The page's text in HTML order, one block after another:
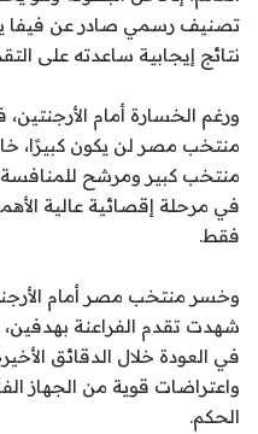
نتائج إيجابية ساعدته على
ورغم الخسارة أمام
منتخب مصر لن يكون كبيرًا،
منتخب كبير ومرشح للمنافسة
في مرحلة إقصائية عالية
فقط.
شهدت تقدم الفراعنة
في العودة خلال الدقائق
واعتراضات قوية من الجهاز
الحكم.